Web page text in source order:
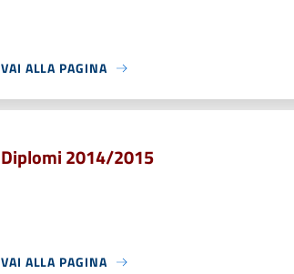
VAI ALLA PAGINA
Diplomi 2014/2015
VAI ALLA PAGINA